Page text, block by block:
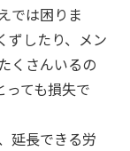
では困りま
ずしたり、メン
くさんいるの
っても損失で
延長できる労